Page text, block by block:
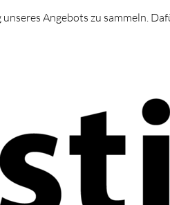
Angebots zu sammeln.